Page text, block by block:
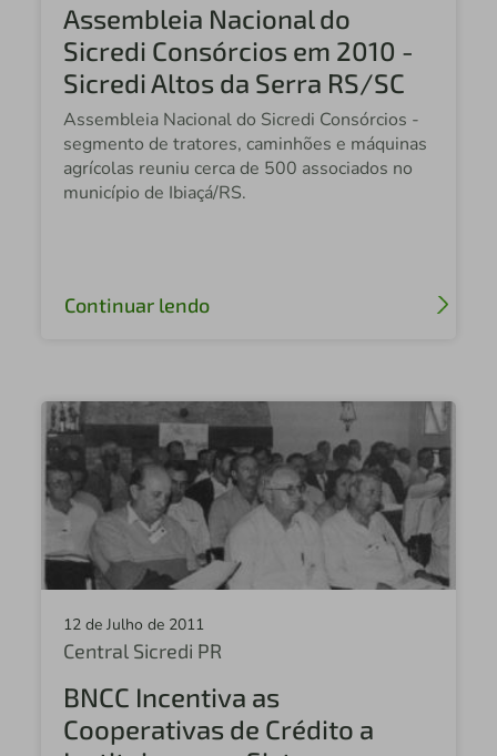
Sicredi Nossa Terra
Sicredi Nova Alta Paulista SP
Sicredi Altos da Serra
Sicredi São Carlos
Sicredi Itaqui
Sicredi Sudoeste MT
Central Sicredi SP
Sicredi Norte MT
Sicredi Alto Nordeste RS
Sicredi Noroeste SP
Sicredi Terceiro Planalto PR
Assembleia Nacional do
Sicredi Consórcios em 2010 -
Sicredi Altos da Serra RS/SC
Assembleia Nacional do Sicredi Consórcios -
segmento de tratores, caminhões e máquinas
agrícolas reuniu cerca de 500 associados no
município de Ibiaçá/RS.
Continuar lendo
12 de Julho de 2011
Central Sicredi PR
BNCC Incentiva as
Cooperativas de Crédito a